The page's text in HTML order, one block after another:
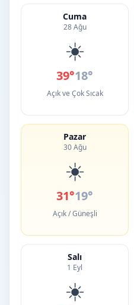
Cuma
28 Ağu
☀️
39°18°
Açık ve Çok Sıcak
Pazar
30 Ağu
☀️
31°19°
Açık / Güneşli
Salı
1 Eyl
☀️